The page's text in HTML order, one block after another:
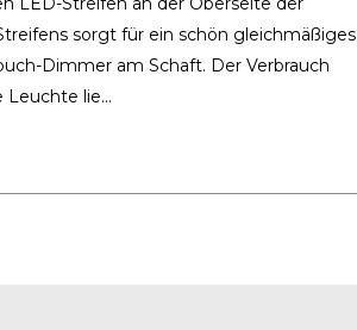
sorgt für ein schön gleichmäßiges
Dimmer am Schaft. Der Verbrauch
lie...